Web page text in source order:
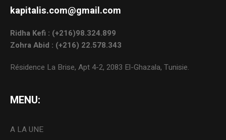
kapitalis.com@gmail.com
Ridha Kefi : (+216)98.324.899
Zohra Abid : (+216) 22.578.343
Résidence La Brise, Apt 4-2, 2083 El-Ghazala, Tunisie.
MENU:
A LA UNE